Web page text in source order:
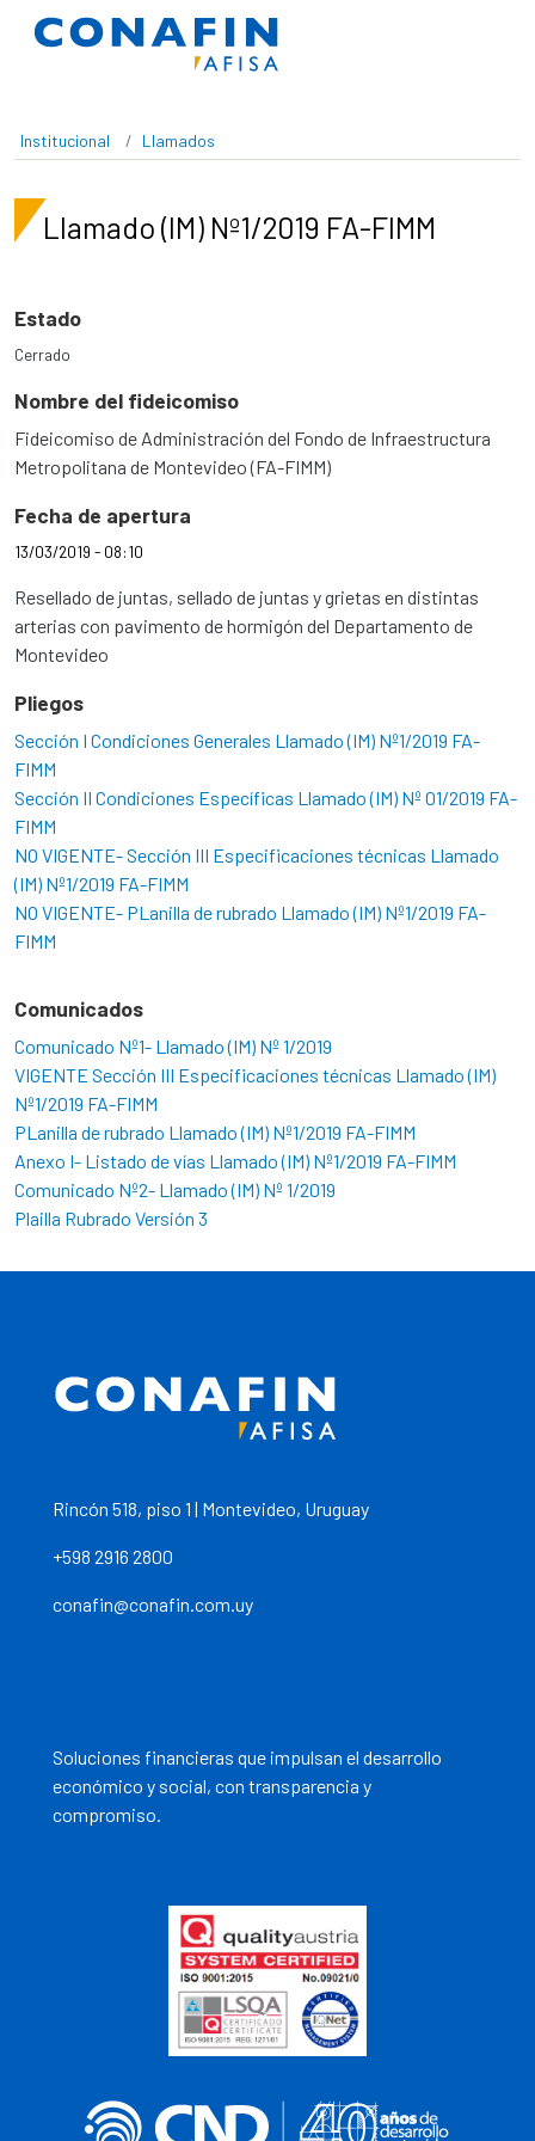
Pasar al contenido principal
Institucional Llamados
Llamado (IM) Nº1/2019 FA-FIMM
Estado
Cerrado
Nombre del fideicomiso
Fideicomiso de Administración del Fondo de Infraestructura
Metropolitana de Montevideo (FA-FIMM)
Fecha de apertura
13/03/2019 - 08:10
Resellado de juntas, sellado de juntas y grietas en distintas
arterias con pavimento de hormigón del Departamento de
Montevideo
Pliegos
Sección I Condiciones Generales Llamado (IM) Nº1/2019 FA-
FIMM
Sección II Condiciones Específicas Llamado (IM) Nº 01/2019 FA-
FIMM
NO VIGENTE- Sección III Especificaciones técnicas Llamado
(IM) Nº1/2019 FA-FIMM
NO VIGENTE- PLanilla de rubrado Llamado (IM) Nº1/2019 FA-
FIMM
Comunicados
Comunicado Nº1- Llamado (IM) Nº 1/2019
VIGENTE Sección III Especificaciones técnicas Llamado (IM)
Nº1/2019 FA-FIMM
PLanilla de rubrado Llamado (IM) Nº1/2019 FA-FIMM
Anexo I- Listado de vías Llamado (IM) Nº1/2019 FA-FIMM
Comunicado Nº2- Llamado (IM) Nº 1/2019
Plailla Rubrado Versión 3
Rincón 518, piso 1 | Montevideo, Uruguay
+598 2916 2800
conafin@conafin.com.uy
Soluciones financieras que impulsan el desarrollo
económico y social, con transparencia y
compromiso.